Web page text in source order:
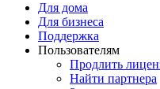
Для дома
Для бизнеса
Поддержка
Пользователям
Продлить
Найти партнера